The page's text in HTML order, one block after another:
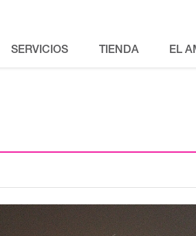
SERVICIOS TIENDA EL